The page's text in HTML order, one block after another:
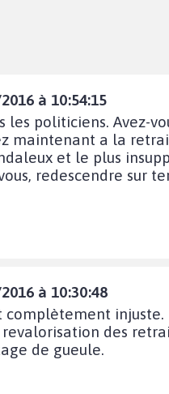
à 10:54:15
les politiciens. Avez-
maintenant a la
et le plus
redescendre sur
à 10:30:48
complètement injuste.
des
de gueule.